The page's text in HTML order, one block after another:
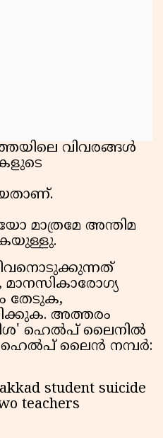
വിവരങ്ങൾ
മാത്രമേ അന്തിമ
മാനസികാരോഗ്യ
തേടുക,
അത്തരം
ഹെല്‍പ് ലൈനില്‍
ഹെൽപ് ലൈൻ നമ്പർ:
student suicide
teachers